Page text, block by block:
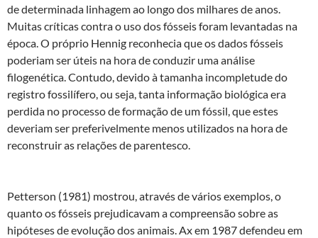
de determinada linhagem ao longo dos milhares de anos.
Muitas críticas contra o uso dos fósseis foram levantadas na
época. O próprio Hennig reconhecia que os dados fósseis
poderiam ser úteis na hora de conduzir uma análise
filogenética. Contudo, devido à tamanha incompletude do
registro fossilífero, ou seja, tanta informação biológica era
perdida no processo de formação de um fóssil, que estes
deveriam ser preferivelmente menos utilizados na hora de
reconstruir as relações de parentesco.
Petterson (1981) mostrou, através de vários exemplos, o
quanto os fósseis prejudicavam a compreensão sobre as
hipóteses de evolução dos animais. Ax em 1987 defendeu em